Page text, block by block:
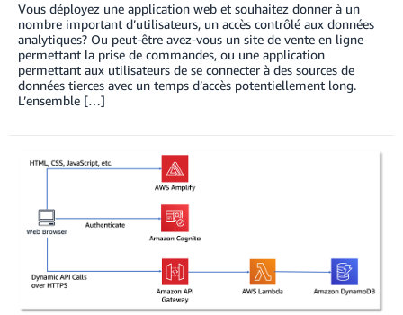
Vous déployez une application web et souhaitez donner à un
nombre important d’utilisateurs, un accès contrôlé aux données
analytiques? Ou peut-être avez-vous un site de vente en ligne
permettant la prise de commandes, ou une application
permettant aux utilisateurs de se connecter à des sources de
données tierces avec un temps d’accès potentiellement long.
L’ensemble […]